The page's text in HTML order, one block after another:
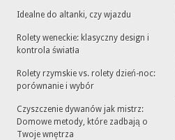
Idealne do altanki, czy wjazdu
Rolety weneckie: klasyczny design i
kontrola światła
Rolety rzymskie vs. rolety dzień-noc:
porównanie i wybór
Czyszczenie dywanów jak mistrz:
Domowe metody, które zadbają o
Twoje wnętrza